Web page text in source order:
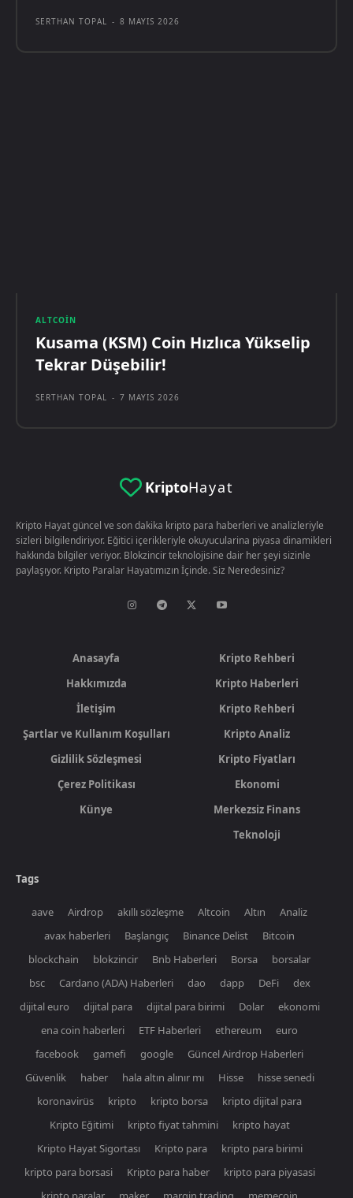
SERTHAN TOPAL - 8 MAYIS 2026
ALTCOIN
Kusama (KSM) Coin Hızlıca Yükselip
Tekrar Düşebilir!
SERTHAN TOPAL - 7 MAYIS 2026
KriptoHayat
Kripto Hayat güncel ve son dakika kripto para haberleri ve analizleriyle
sizleri bilgilendiriyor. Eğitici içerikleriyle okuyucularina piyasa dinamikleri
hakkında bilgiler veriyor. Blokzincir teknolojisine dair her şeyi sizinle
paylaşıyor. Kripto Paralar Hayatımızın İçinde. Siz Neredesiniz?
Anasayfa
Hakkımızda
İletişim
Şartlar ve Kullanım Koşulları
Gizlilik Sözleşmesi
Çerez Politikası
Künye
Kripto Rehberi
Kripto Haberleri
Kripto Rehberi
Kripto Analiz
Kripto Fiyatları
Ekonomi
Merkezsiz Finans
Teknoloji
Tags
aave Airdrop akıllı sözleşme Altcoin Altın
Analiz
avax haberleri
Başlangıç Binance Delist
Bitcoin
blockchain
blokzincir Bnb Haberleri Borsa
borsalar
bsc
Cardano (ADA) Haberleri dao dapp DeFi
dex
dijital euro
dijital para dijital para birimi Dolar
ekonomi
ena coin haberleri
ETF Haberleri ethereum
euro
facebook
gamefi google
Güncel Airdrop Haberleri
Güvenlik
haber hala altın alınır mı Hisse
hisse senedi
koronavirüs
kripto kripto borsa
kripto dijital para
Kripto Eğitimi
kripto fiyat tahmini
kripto hayat
Kripto Hayat Sigortası
Kripto para
kripto para birimi
kripto para borsasi
Kripto para haber
kripto para piyasasi